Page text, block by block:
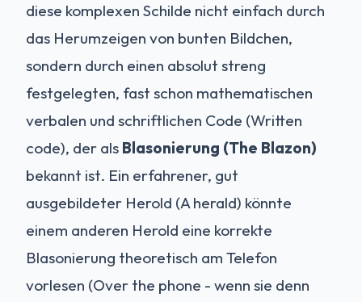
diese komplexen Schilde nicht einfach durch
das Herumzeigen von bunten Bildchen,
sondern durch einen absolut streng
festgelegten, fast schon mathematischen
verbalen und schriftlichen Code (Written
code), der als Blasonierung (The Blazon)
bekannt ist. Ein erfahrener, gut
ausgebildeter Herold (A herald) könnte
einem anderen Herold eine korrekte
Blasonierung theoretisch am Telefon
vorlesen (Over the phone - wenn sie denn